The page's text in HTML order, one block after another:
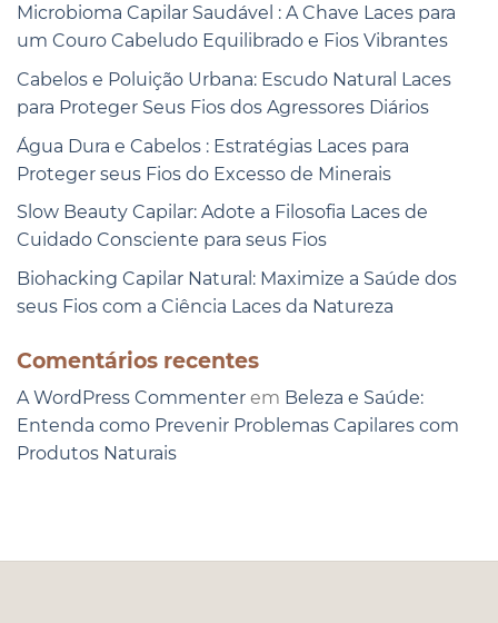
Microbioma Capilar Saudável : A Chave Laces para
um Couro Cabeludo Equilibrado e Fios Vibrantes
Cabelos e Poluição Urbana: Escudo Natural Laces
para Proteger Seus Fios dos Agressores Diários
Água Dura e Cabelos : Estratégias Laces para
Proteger seus Fios do Excesso de Minerais
Slow Beauty Capilar: Adote a Filosofia Laces de
Cuidado Consciente para seus Fios
Biohacking Capilar Natural: Maximize a Saúde dos
seus Fios com a Ciência Laces da Natureza
Comentários recentes
A WordPress Commenter em Beleza e Saúde:
Entenda como Prevenir Problemas Capilares com
Produtos Naturais